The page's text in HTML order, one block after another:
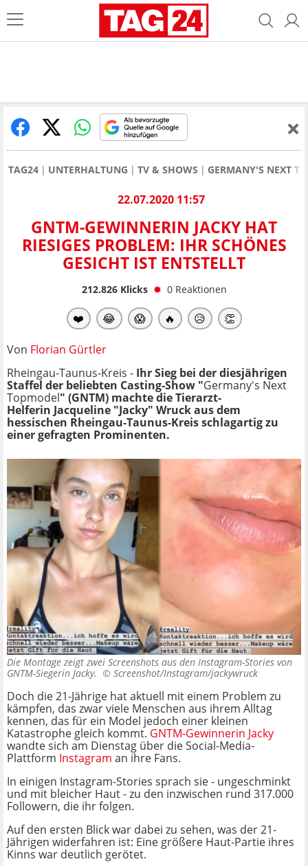
TAG24 UNTERHALTUNG TV & SHOWS GERMANY'S NEXT
22.07.2020 11:57
GNTM-GEWINNERIN JACKY HAT
RIESIGES PROBLEM: IHR SCHÖNES
GESICHT IST ENTSTELLT
212.826Klicks 0 Reaktionen
❤️ 😂 😱 🔥 😥 👏
Von Florian Gürtler
Rheingau-Taunus-Kreis - Ihr Sieg bei der diesjährigen
Staffel der beliebten Casting-Show "Germany's Next
Topmodel" (GNTM) machte die Tierarzt-
Helferin Jacqueline "Jacky" Wruck aus dem
hessischen Rheingau-Taunus-Kreis schlagartig zu
einer gefragten Prominenten.
Die Montage zeigt zwei Screenshots aus den Instagram-Stories von
GNTM-Siegerin Jacky. © Screenshot/Instagram/jackywruck
Doch die 21-Jährige hat aktuell mit einem Problem zu
kämpfen, das zwar viele Menschen aus ihrem Alltag
kennen, das für ein Model jedoch einer kleinen
Katastrophe gleich kommt. GNTM-Gewinnerin Jacky
wandte sich am Dienstag über die Social-Media-
Plattform Instagram an ihre Fans.
In einigen Instagram-Stories sprach sie - ungeschminkt
und mit bleicher Haut - zu den inzwischen rund 317.000
Followern, die ihr folgen.
Auf den ersten Blick war dabei zu sehen, was der 21-
Jährigen widerfahren ist: Eine größere Haut-Partie ihres
Kinns war deutlich gerötet.